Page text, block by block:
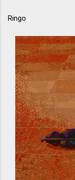
Ringo